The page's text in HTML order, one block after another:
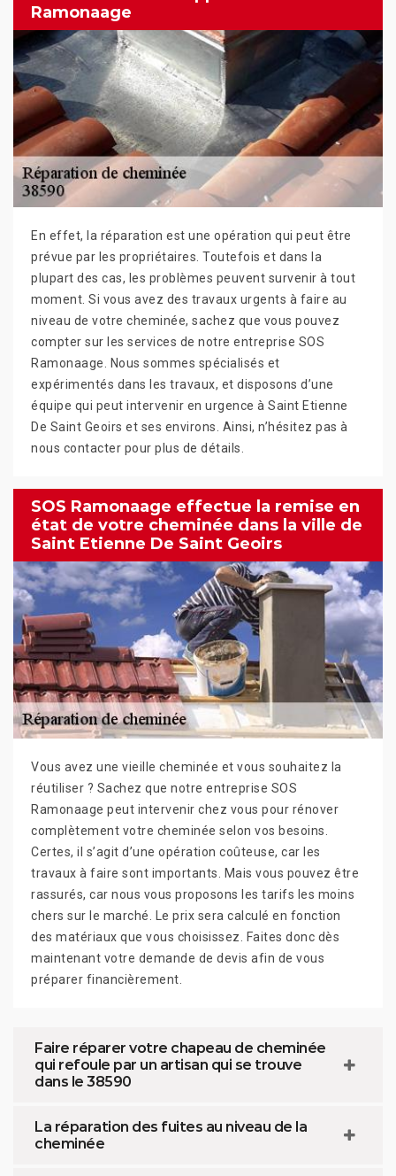
Ramonaage
En effet, la réparation est une opération qui peut être
prévue par les propriétaires. Toutefois et dans la
plupart des cas, les problèmes peuvent survenir à tout
moment. Si vous avez des travaux urgents à faire au
niveau de votre cheminée, sachez que vous pouvez
compter sur les services de notre entreprise SOS
Ramonaage. Nous sommes spécialisés et
expérimentés dans les travaux, et disposons d’une
équipe qui peut intervenir en urgence à Saint Etienne
De Saint Geoirs et ses environs. Ainsi, n’hésitez pas à
nous contacter pour plus de détails.
SOS Ramonaage effectue la remise en
état de votre cheminée dans la ville de
Saint Etienne De Saint Geoirs
Vous avez une vieille cheminée et vous souhaitez la
réutiliser ? Sachez que notre entreprise SOS
Ramonaage peut intervenir chez vous pour rénover
complètement votre cheminée selon vos besoins.
Certes, il s’agit d’une opération coûteuse, car les
travaux à faire sont importants. Mais vous pouvez être
rassurés, car nous vous proposons les tarifs les moins
chers sur le marché. Le prix sera calculé en fonction
des matériaux que vous choisissez. Faites donc dès
maintenant votre demande de devis afin de vous
préparer financièrement.
Faire réparer votre chapeau de cheminée
qui refoule par un artisan qui se trouve
dans le 38590
La réparation des fuites au niveau de la
cheminée